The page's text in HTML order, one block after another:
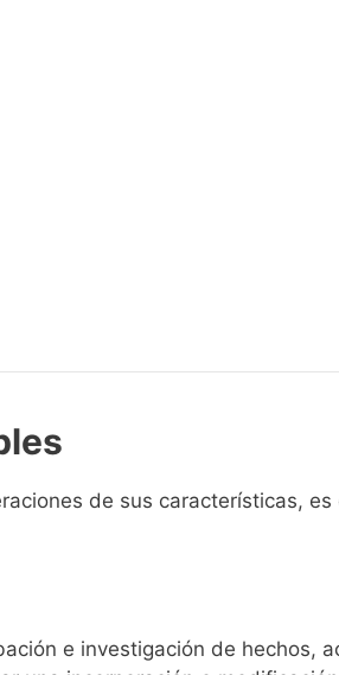
de sus características,
e investigación de hechos,